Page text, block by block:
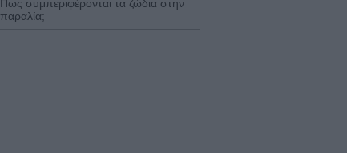
Πως συμπεριφέρονται τα ζώδια στην
παραλία;